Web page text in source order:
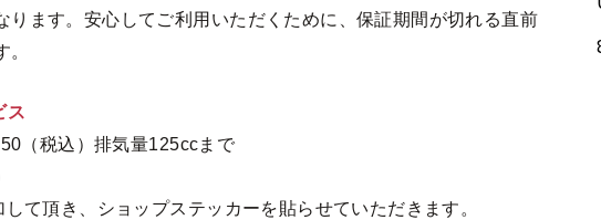
ります。安心してご利用いただくために、保証期間が切れる直前
ス
（税込）排気量125ccまで
して頂き、ショップステッカーを貼らせていただきます。